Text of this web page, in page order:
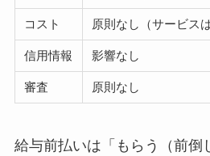
コスト 原則なし（サービス
信用情報 影響なし
審査 原則なし
給与前払いは「もらう（前倒